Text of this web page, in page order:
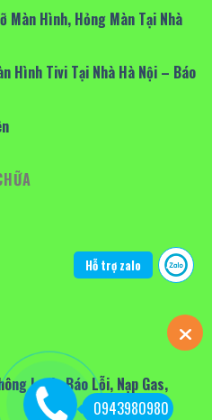
Màn Hình, Hỏng Màn Tại Nhà
Hình Tivi Tại Nhà Hà Nội – Báo
Lạnh, Báo Lỗi, Nạp Gas,
0943980980
Hỗ trợ zalo